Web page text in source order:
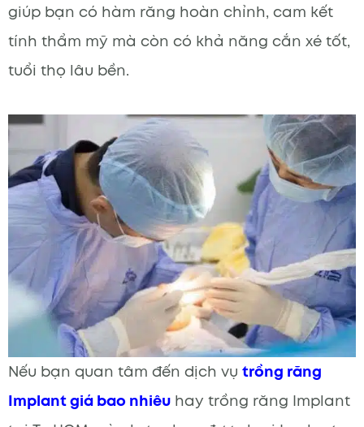
giúp bạn có hàm răng hoàn chỉnh, cam kết
tính thẩm mỹ mà còn có khả năng cắn xé tốt,
tuổi thọ lâu bền.
Nếu bạn quan tâm đến dịch vụ trồng răng
Implant giá bao nhiêuhay trồng răng Implant